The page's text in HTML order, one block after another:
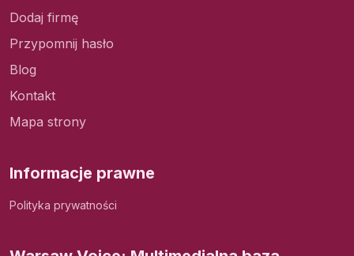
Dodaj firmę
Przypomnij hasło
Blog
Kontakt
Mapa strony
Informacje prawne
Polityka prywatności